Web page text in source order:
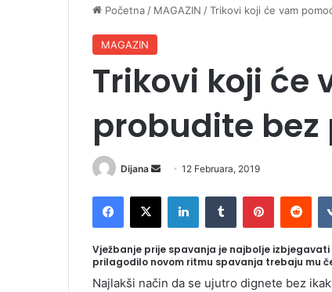
Početna / MAGAZIN /Trikovi koji će vam
MAGAZIN
Trikovi koji će
probudite
Dijana
d
n
e
12 Februara, 2019
Vježbanje prije spavanja je najbolje
prilagodilo novom ritmu spavanja trebaju mu
Najlakši način da se ujutro dignete bez